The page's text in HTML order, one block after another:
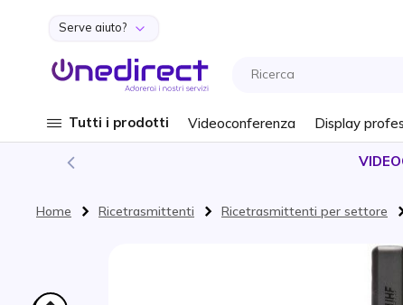
Salta al contenuto
Serve aiuto?
Tutti i prodotti Videoconferenza Display
Home Ricetrasmittenti Ricetrasmittenti per settore